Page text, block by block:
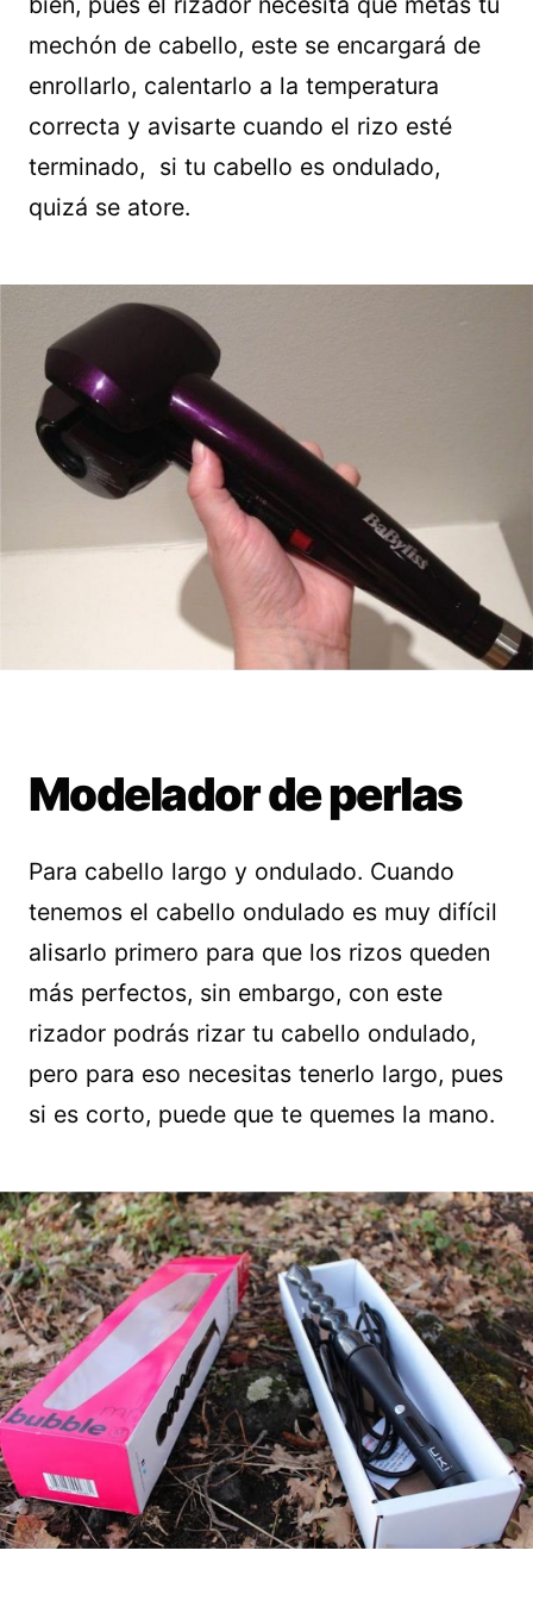
mechón de cabello, este se encargará de
enrollarlo, calentarlo a la temperatura
correcta y avisarte cuando el rizo esté
terminado, si tu cabello es ondulado,
quizá se atore.
Modelador de perlas
Para cabello largo y ondulado. Cuando
tenemos el cabello ondulado es muy difícil
alisarlo primero para que los rizos queden
más perfectos, sin embargo, con este
rizador podrás rizar tu cabello ondulado,
pero para eso necesitas tenerlo largo, pues
si es corto, puede que te quemes la mano.